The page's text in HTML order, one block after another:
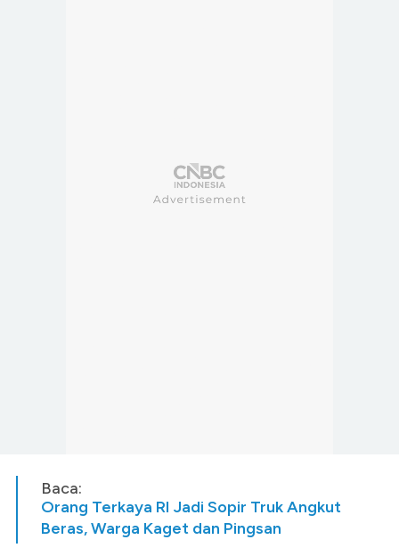
Baca:
Orang Terkaya RI Jadi Sopir Truk Angkut
Beras, Warga Kaget dan Pingsan